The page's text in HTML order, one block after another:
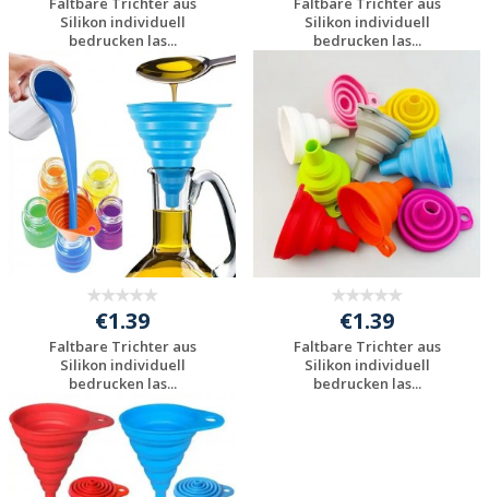
Silikon individuell
bedrucken las...
Individuelle
Werbeartikel
anfragen
Silikon individuell
bedrucken las...
Individuelle
Werbeartikel
anfragen
€1.39
Faltbare Trichter aus
Silikon individuell
bedrucken las...
Individuelle
Werbeartikel
anfragen
€1.39
Faltbare Trichter aus
Silikon individuell
bedrucken las...